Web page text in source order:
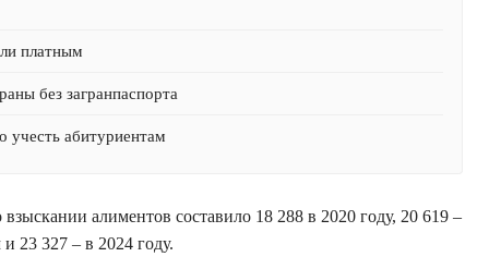
платным
без загранпаспорта
учесть абитуриентам
алиментов составило 18 288 в 2020 году, 20 619 –
23 327 – в 2024 году.